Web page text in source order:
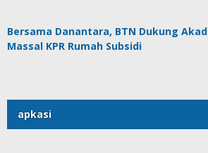
Bersama Danantara, BTN Dukung Akad
Massal KPR Rumah Subsidi
apkasi